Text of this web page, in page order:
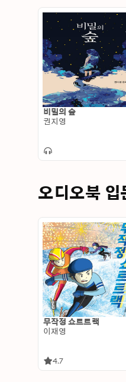
비밀의 숲
권지영
오디오북 입
무작정 쇼트트랙
이재영
4.7